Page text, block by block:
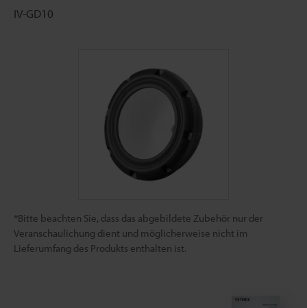
IV-GD10
*Bitte beachten Sie, dass das abgebildete Zubehör nur der
Veranschaulichung dient und möglicherweise nicht im
Lieferumfang des Produkts enthalten ist.